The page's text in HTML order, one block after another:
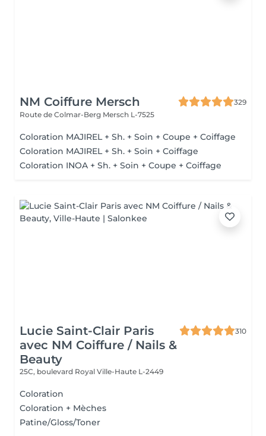
NM Coiffure Mersch
329
Route de Colmar-Berg Mersch L-7525
Coloration MAJIREL + Sh. + Soin + Coupe + Coiffage
Coloration MAJIREL + Sh. + Soin + Coiffage
Coloration INOA + Sh. + Soin + Coupe + Coiffage
Lucie Saint-Clair Paris
avec NM Coiffure / Nails &
Beauty
310
25C, boulevard Royal Ville-Haute L-2449
Coloration
Coloration + Mèches
Patine/Gloss/Toner